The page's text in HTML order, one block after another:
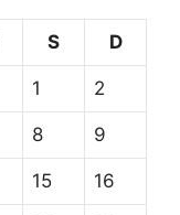
S D
1 2
8 9
15 16